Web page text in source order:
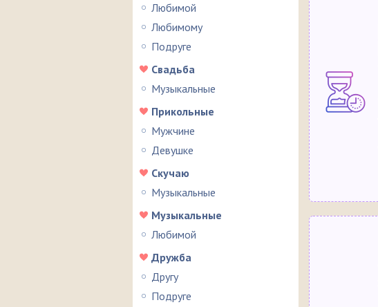
Любимой
Любимому
Подруге
Свадьба
Музыкальные
Прикольные
Мужчине
Девушке
Скучаю
Музыкальные
Музыкальные
Любимой
Дружба
Другу
Подруге